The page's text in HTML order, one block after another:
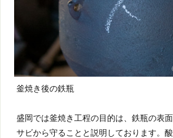
釜焼き後の鉄瓶
盛岡では釜焼き工程の目的は、鉄瓶の表
サビから守ることと説明しております。